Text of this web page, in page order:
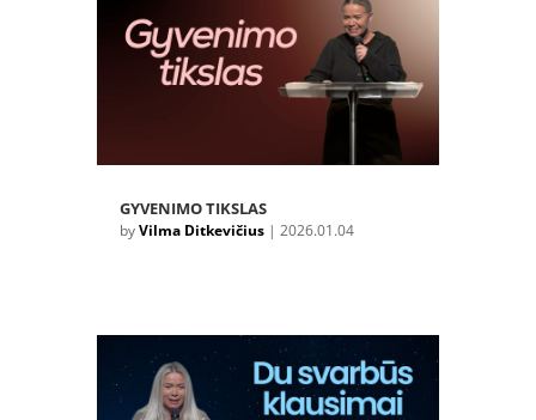
GYVENIMO TIKSLAS
byVilma Ditkevičius| 2026.01.04